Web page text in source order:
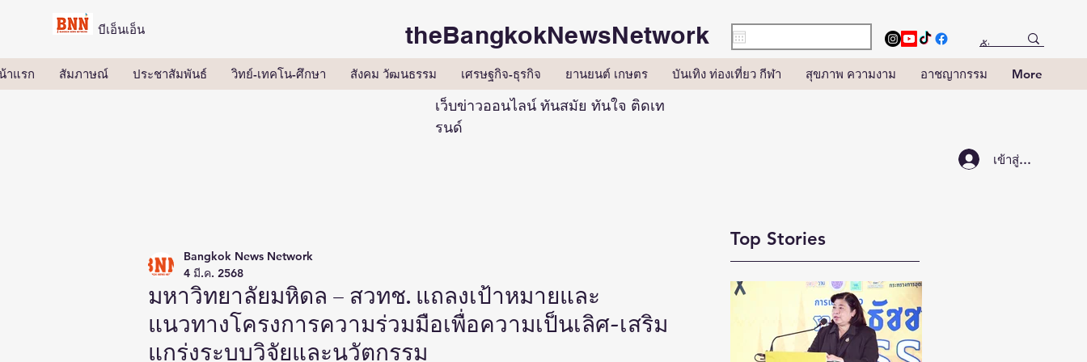
บีเอ็นเอ็น theBangkokNewsNetwork
าแรก สัมภาษณ์ ประชาสัมพันธ์ วิทย์-เทคโน-ศึกษา สังคม วัฒนธรรม เศรษฐกิจ-ธุรกิจ ยานยนต์ เกษตร บันเทิง ท่องเที่ยว กีฬา สุขภาพ ความงาม อาชญากรรม More
เว็บข่าวออนไลน์ ทันสมัย ทันใจ ติดเท
รนด์
เข้าสู่ระบบ
มหาวิทยาลัยมหิดล – สวทช. แถลงเป้าหมายและ
แนวทางโครงการความร่วมมือเพื่อความเป็นเลิศ-เสริม
แกร่งระบบวิจัยและนวัตกรรม
Bangkok News Network
4 มี.ค. 2568
Top Stories